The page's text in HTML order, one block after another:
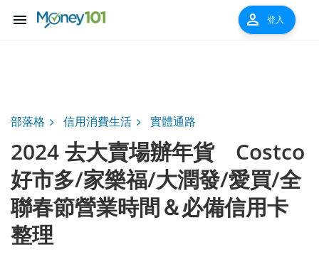
menu person 登入
部落格 信用消費生活 實體通路
2024 去大賣場辦年貨 Costco
好市多/家樂福/大潤發/愛買/全
聯春節營業時間＆必備信用卡
整理